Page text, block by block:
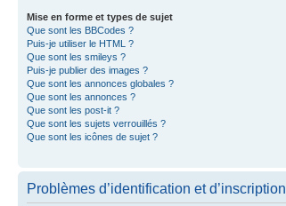
Mise en forme et types de sujet
Que sont les BBCodes ?
Puis-je utiliser le HTML ?
Que sont les smileys ?
Puis-je publier des images ?
Que sont les annonces globales ?
Que sont les annonces ?
Que sont les post-it ?
Que sont les sujets verrouillés ?
Que sont les icônes de sujet ?
Problèmes d’identification et d’inscription